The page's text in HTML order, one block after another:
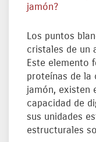
jamón?
Los puntos
cristales de un
Este elemento
proteínas de la
jamón, existen
capacidad de
sus unidades
estructurales